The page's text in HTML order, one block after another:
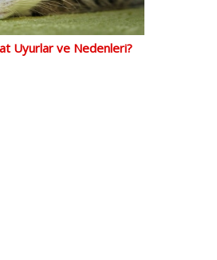
Uyurlar ve Nedenleri?